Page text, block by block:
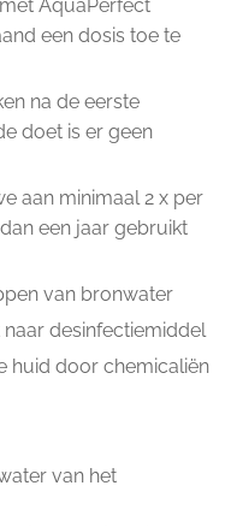
AquaPerfect
een dosis toe te
na de eerste
doet is er geen
aan minimaal 2 x per
een jaar gebruikt
van bronwater
desinfectiemiddel
huid door chemicaliën
van het